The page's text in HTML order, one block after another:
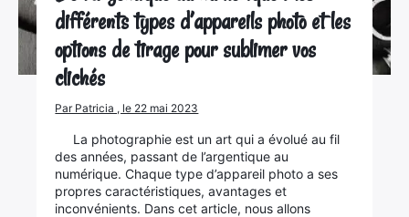
différents types d’appareils photo et les
options de tirage pour sublimer vos
clichés
Par Patricia , le 22 mai 2023
La photographie est un art qui a évolué au fil
des années, passant de l’argentique au
numérique. Chaque type d’appareil photo a ses
propres caractéristiques, avantages et
inconvénients. Dans cet article, nous allons